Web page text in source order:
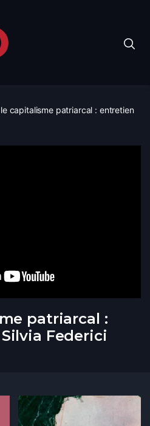
le capitalisme patriarcal : entretien
patriarcal :
Federici